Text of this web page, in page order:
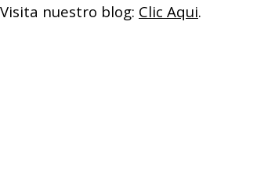
Visita nuestro blog: Clic Aqui.